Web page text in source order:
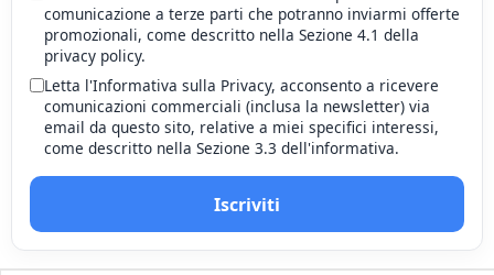
comunicazione a terze parti che potranno inviarmi offerte
promozionali, come descritto nella Sezione 4.1 della
privacy policy.
Letta l'Informativa sulla Privacy, acconsento a ricevere
comunicazioni commerciali (inclusa la newsletter) via
email da questo sito, relative a miei specifici interessi,
come descritto nella Sezione 3.3 dell'informativa.
Iscriviti